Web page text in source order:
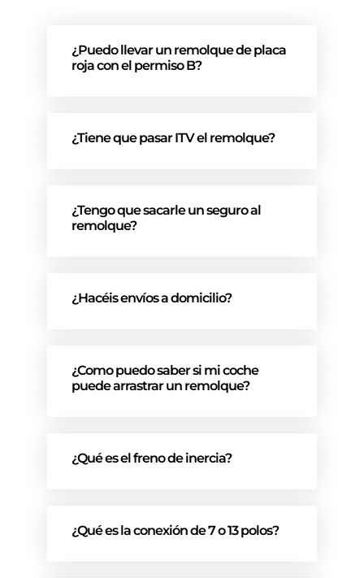
¿Puedo llevar un remolque de placa
roja con el permiso B?
¿Tiene que pasar ITV el remolque?
¿Tengo que sacarle un seguro al
remolque?
¿Hacéis envíos a domicilio?
¿Como puedo saber si mi coche
puede arrastrar un remolque?
¿Qué es el freno de inercia?
¿Qué es la conexión de 7 o 13 polos?